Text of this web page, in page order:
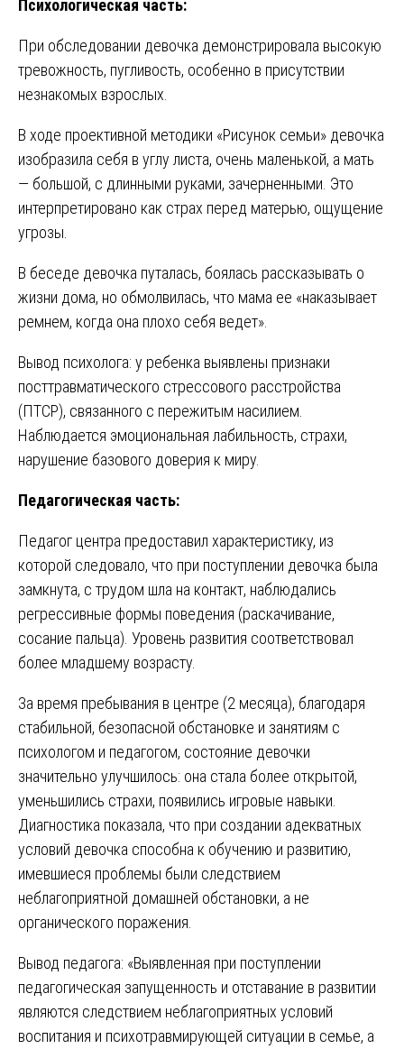
Психологическая часть:
При обследовании девочка демонстрировала высокую
тревожность, пугливость, особенно в присутствии
незнакомых взрослых.
В ходе проективной методики «Рисунок семьи» девочка
изобразила себя в углу листа, очень маленькой, а мать
— большой, с длинными руками, зачерненными. Это
интерпретировано как страх перед матерью, ощущение
угрозы.
В беседе девочка путалась, боялась рассказывать о
жизни дома, но обмолвилась, что мама ее «наказывает
ремнем, когда она плохо себя ведет».
Вывод психолога: у ребенка выявлены признаки
посттравматического стрессового расстройства
(ПТСР), связанного с пережитым насилием.
Наблюдается эмоциональная лабильность, страхи,
нарушение базового доверия к миру.
Педагогическая часть:
Педагог центра предоставил характеристику, из
которой следовало, что при поступлении девочка была
замкнута, с трудом шла на контакт, наблюдались
регрессивные формы поведения (раскачивание,
сосание пальца). Уровень развития соответствовал
более младшему возрасту.
За время пребывания в центре (2 месяца), благодаря
стабильной, безопасной обстановке и занятиям с
психологом и педагогом, состояние девочки
значительно улучшилось: она стала более открытой,
уменьшились страхи, появились игровые навыки.
Диагностика показала, что при создании адекватных
условий девочка способна к обучению и развитию,
имевшиеся проблемы были следствием
неблагоприятной домашней обстановки, а не
органического поражения.
Вывод педагога: «Выявленная при поступлении
педагогическая запущенность и отставание в развитии
являются следствием неблагоприятных условий
воспитания и психотравмирующей ситуации в семье, а